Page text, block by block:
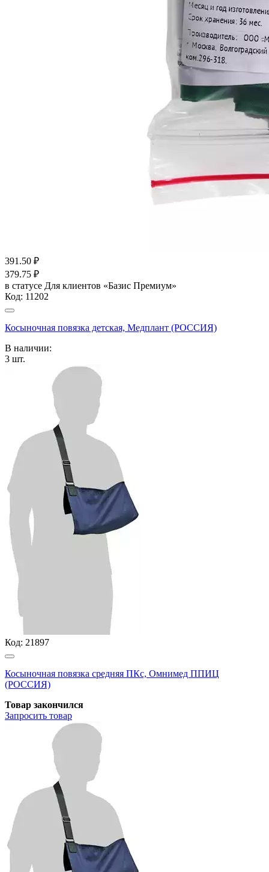
391.50 ₽
379.75 ₽
в статусе Для клиентов «Базис Премиум»
Код: 11202
Косыночная повязка детская, Медплант (РОССИЯ)
В наличии:
3 шт.
Код: 21897
Косыночная повязка средняя ПКс, Омнимед ППИЦ
(РОССИЯ)
Товар закончился
Запросить товар